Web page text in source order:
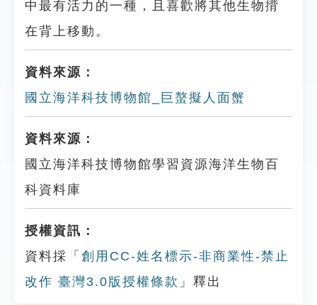
中最有活力的一種，且喜歡將其他生物揹
在背上移動。
資料來源：
國立海洋科技博物館_巨螯擬人面蟹
資料來源：
國立海洋科技博物館學習資源海洋生物百
科資料庫
授權資訊：
資料採「 創用CC-姓名標示-非商業性-禁止
改作 臺灣3.0版授權條款 」釋出